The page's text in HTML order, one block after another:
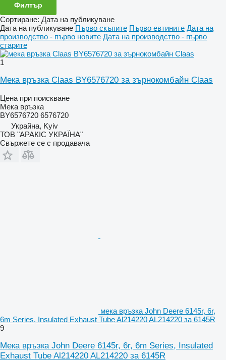
Филтър
Сортиране: Дата на публикуване
Дата на публикуване Първо скъпите Първо евтините Дата на
производство - първо новите Дата на производство - първо
старите
1
Мека връзка Claas BY6576720 за зърнокомбайн Claas
Цена при поискване
Мека връзка
BY6576720 6576720
Украйна, Kyiv
ТОВ "АРАКІС УКРАЇНА"
Свържете се с продавача
мека връзка John Deere 6145r, 6r,
6m Series, Insulated Exhaust Tube Al214220 AL214220 за 6145R
9
Мека връзка John Deere 6145r, 6r, 6m Series, Insulated
Exhaust Tube Al214220 AL214220 за 6145R